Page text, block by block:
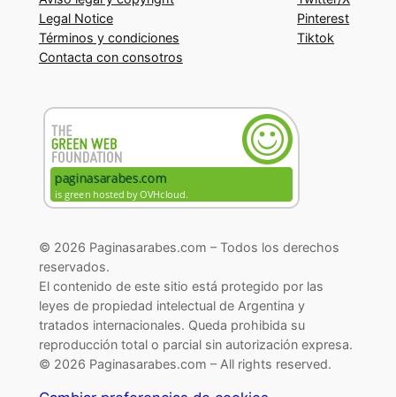
Legal Notice
Términos y condiciones
Contacta con consotros
Pinterest
Tiktok
© 2026 Paginasarabes.com – Todos los derechos
reservados.
El contenido de este sitio está protegido por las
leyes de propiedad intelectual de Argentina y
tratados internacionales. Queda prohibida su
reproducción total o parcial sin autorización expresa.
© 2026 Paginasarabes.com – All rights reserved.